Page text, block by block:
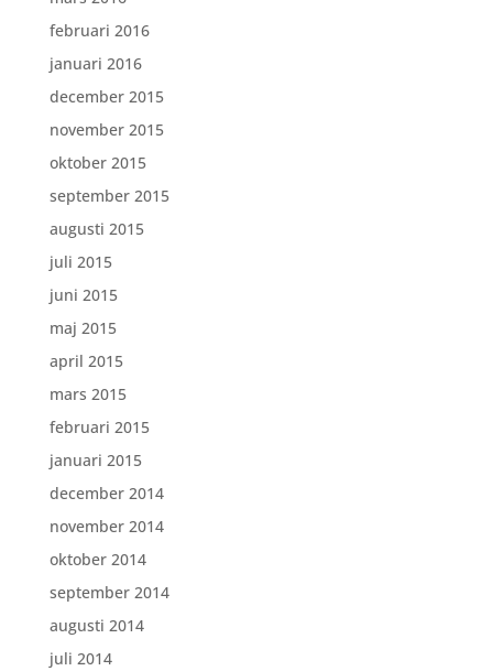
februari 2016
januari 2016
december 2015
november 2015
oktober 2015
september 2015
augusti 2015
juli 2015
juni 2015
maj 2015
april 2015
mars 2015
februari 2015
januari 2015
december 2014
november 2014
oktober 2014
september 2014
augusti 2014
juli 2014